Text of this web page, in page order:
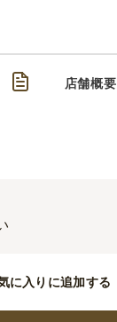
店舗概要
に入りに追加する